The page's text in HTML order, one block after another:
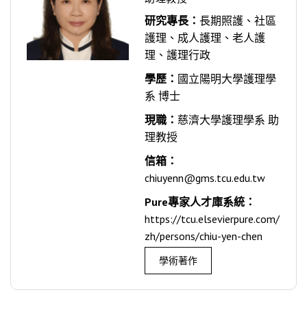
研究專長： 長期照護、社區
護理、成人護理、老人護
理、護理行政
學歷： 國立陽明大學護理學
系 博士
現職： 慈濟大學護理學系 助
理教授
信箱：
chiuyenn@gms.tcu.edu.tw
Pure專家人才庫系統：
https://tcu.elsevierpure.com/
zh/persons/chiu-yen-chen
學術著作